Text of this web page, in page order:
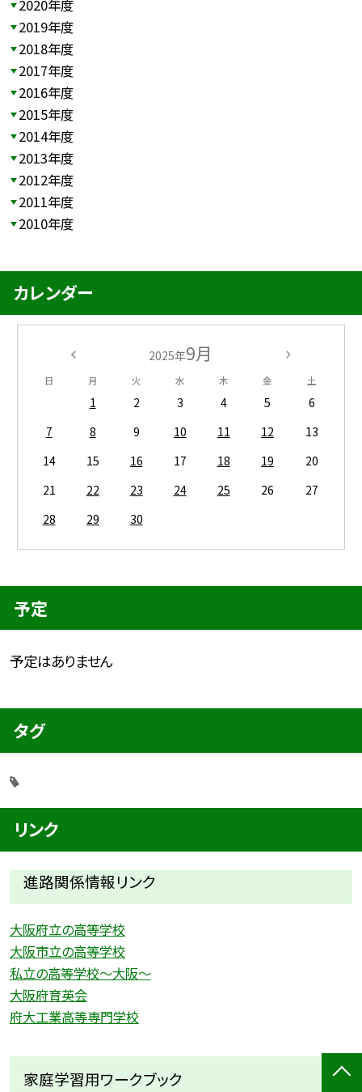
2020年度
2019年度
2018年度
2017年度
2016年度
2015年度
2014年度
2013年度
2012年度
2011年度
2010年度
カレンダー
2025年9月
日 月 火 水 木 金 土
1 2 3 4 5
6
7
8 9 10 11 12
13
14
15 16 17 18 19
20
21
22 23 24 25 26
27
28
29 30
予定
予定はありません
タグ
リンク
進路関係情報リンク
大阪府立の高等学校
大阪市立の高等学校
私立の高等学校〜大阪〜
大阪府育英会
府大工業高等専門学校
家庭学習用ワークブック